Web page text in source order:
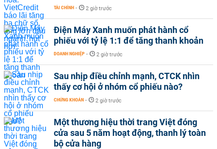
TÀI CHÍNH - 2 giờ trước
Điện Máy Xanh muốn phát hành cổ
phiếu với tỷ lệ 1:1 để tăng thanh khoản
DOANH NGHIỆP - 2 giờ trước
Sau nhịp điều chỉnh mạnh, CTCK nhìn
thấy cơ hội ở nhóm cổ phiếu nào?
CHỨNG KHOÁN - 2 giờ trước
Một thương hiệu thời trang Việt đóng
cửa sau 5 năm hoạt động, thanh lý toàn
bộ cửa hàng